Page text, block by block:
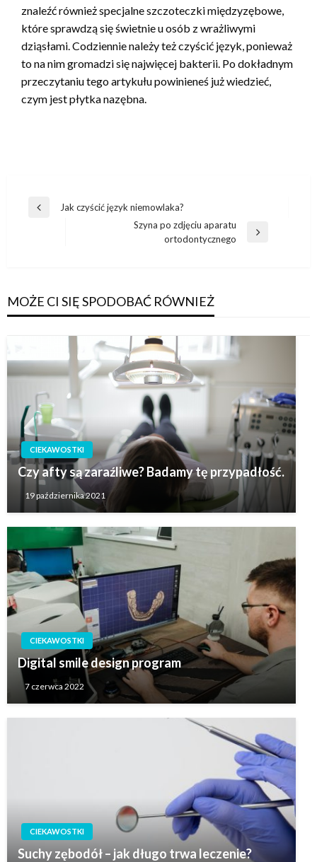
znaleźć również specjalne szczoteczki międzyzębowe,
które sprawdzą się świetnie u osób z wrażliwymi
dziąsłami. Codziennie należy też czyścić język, ponieważ
to na nim gromadzi się najwięcej bakterii. Po dokładnym
przeczytaniu tego artykułu powinieneś już wiedzieć,
czym jest płytka nazębna.
Nawigacja
Poprzedni
Jak czyścić język niemowlaka?
Szyna po zdjęciu aparatu
ortodontycznego
MOŻE CI SIĘ SPODOBAĆ RÓWNIEŻ
CIEKAWOSTKI
Czy afty są zaraźliwe? Badamy tę przypadłość.
19 października 2021
CIEKAWOSTKI
Digital smile design program
7 czerwca 2022
CIEKAWOSTKI
Suchy zębodół – jak długo trwa leczenie?